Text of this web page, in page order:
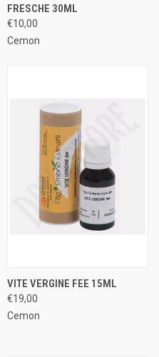
FRESCHE 30ML
€10,00
Cemon
VITE VERGINE FEE 15ML
€19,00
Cemon